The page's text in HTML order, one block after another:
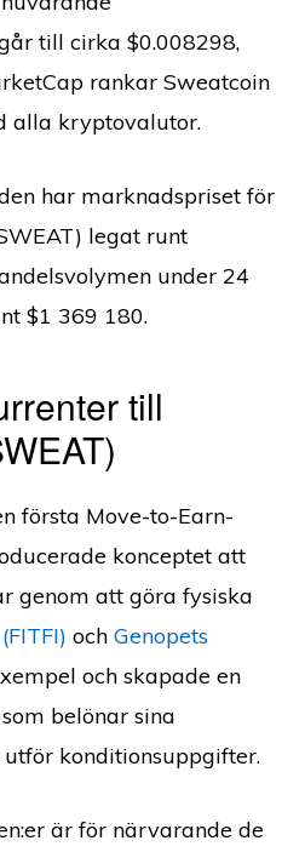
till cirka $0.008298,
rankar Sweatcoin
alla kryptovalutor.
har marknadspriset för
legat runt
under 24
$1 369 180.
till
första Move-to-Earn-
konceptet att
genom att göra fysiska
ochGenopets
och skapade en
belönar sina
konditionsuppgifter.
är för närvarande de